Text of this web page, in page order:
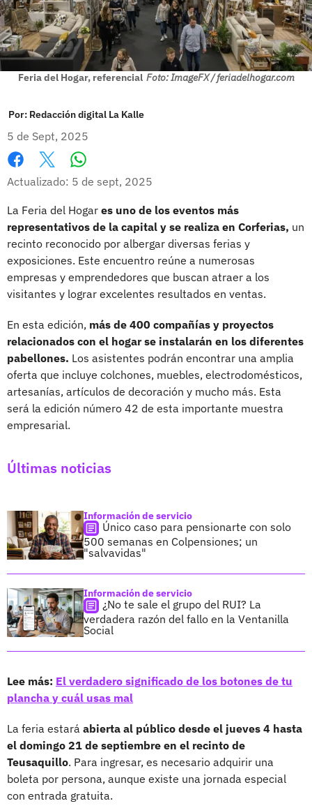
Feria del Hogar, referencial Foto: ImageFX / feriadelhogar.com
Por: Redacción digital La Kalle
5 de Sept, 2025
Facebook
X
Actualizado: 5 de sept, 2025
La Feria del Hogar es uno de los eventos más
representativos de la capital y se realiza en Corferias, un
recinto reconocido por albergar diversas ferias y
exposiciones. Este encuentro reúne a numerosas
empresas y emprendedores que buscan atraer a los
visitantes y lograr excelentes resultados en ventas.
En esta edición, más de 400 compañías y proyectos
relacionados con el hogar se instalarán en los diferentes
pabellones. Los asistentes podrán encontrar una amplia
oferta que incluye colchones, muebles, electrodomésticos,
artesanías, artículos de decoración y mucho más. Esta
será la edición número 42 de esta importante muestra
empresarial.
Últimas noticias
Información de servicio
Único caso para pensionarte con solo
500 semanas en Colpensiones; un
"salvavidas"
Información de servicio
¿No te sale el grupo del RUI? La
verdadera razón del fallo en la Ventanilla
Social
Lee más: El verdadero significado de los botones de tu
plancha y cuál usas mal
La feria estará abierta al público desde el jueves 4 hasta
el domingo 21 de septiembre en el recinto de
Teusaquillo. Para ingresar, es necesario adquirir una
boleta por persona, aunque existe una jornada especial
con entrada gratuita.